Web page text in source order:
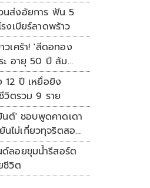
นส่งอัยการ ฟัน 5
งเบียร์ลาดพร้าว
วเศร้า! 'สีดอทอง
ะ อายุ 50 ปี ล้ม
ปี เหยื่อยิง
วิตรวม 9 ราย
ต์' ชอบพูดคาดเดา
ไม่เกี่ยวทุจริตสอบ
ลอยขุมน้ำรีสอร์ต
ชีวิต